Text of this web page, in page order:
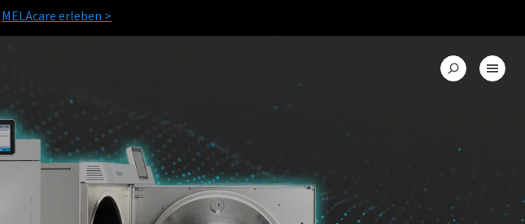
MELAcare erleben >